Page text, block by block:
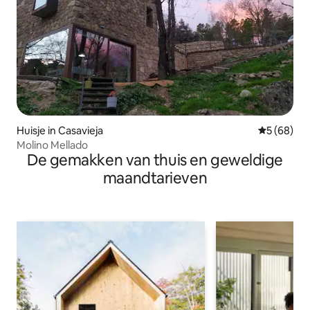
Huisje in Casavieja
5 (68)
Molino Mellado
De gemakken van thuis en geweldige
maandtarieven